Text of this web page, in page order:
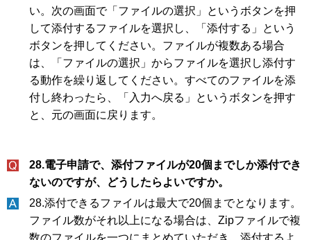
い。次の画面で「ファイルの選択」というボタンを押
して添付するファイルを選択し、「添付する」という
ボタンを押してください。ファイルが複数ある場合
は、「ファイルの選択」からファイルを選択し添付す
る動作を繰り返してください。すべてのファイルを添
付し終わったら、「入力へ戻る」というボタンを押す
と、元の画面に戻ります。
28.電子申請で、添付ファイルが20個までしか添付でき
ないのですが、どうしたらよいですか。
28.添付できるファイルは最大で20個までとなります。
ファイル数がそれ以上になる場合は、Zipファイルで複
数のファイルを一つにまとめていただき、添付するよ